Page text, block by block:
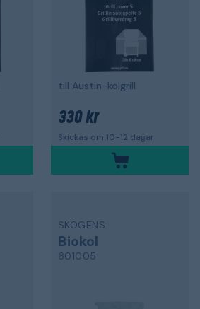
till Austin-kolgrill
330 kr
Skickas om 10-12 dagar
SKOGENS
Biokol
601005